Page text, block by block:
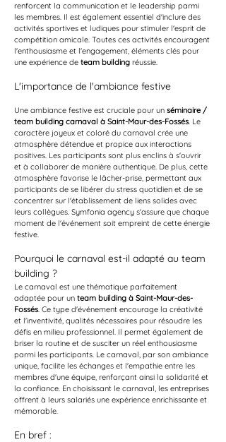
renforcent la communication et le leadership parmi
les membres. Il est également essentiel d'inclure des
activités sportives et ludiques pour stimuler l'esprit de
compétition amicale. Toutes ces activités encouragent
l'enthousiasme et l'engagement, éléments clés pour
une expérience de team building réussie.
L'importance de l'ambiance festive
Une ambiance festive est cruciale pour un séminaire /
team building carnaval à Saint-Maur-des-Fossés. Le
caractère joyeux et coloré du carnaval crée une
atmosphère détendue et propice aux interactions
positives. Les participants sont plus enclins à s'ouvrir
et à collaborer de manière authentique. De plus, cette
atmosphère favorise le lâcher-prise, permettant aux
participants de se libérer du stress quotidien et de se
concentrer sur l'établissement de liens solides avec
leurs collègues. Symfonia agency s'assure que chaque
moment de l'événement soit empreint de cette énergie
festive.
Pourquoi le carnaval est-il adapté au team
building ?
Le carnaval est une thématique parfaitement
adaptée pour un team building à Saint-Maur-des-
Fossés. Ce type d'événement encourage la créativité
et l'inventivité, qualités nécessaires pour résoudre les
défis en milieu professionnel. Il permet également de
briser la routine et de susciter un réel enthousiasme
parmi les participants. Le carnaval, par son ambiance
unique, facilite les échanges et l'empathie entre les
membres d'une équipe, renforçant ainsi la solidarité et
la confiance. En choisissant le carnaval, les entreprises
offrent à leurs salariés une expérience enrichissante et
mémorable.
En bref :